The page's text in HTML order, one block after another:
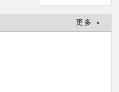
更多 »